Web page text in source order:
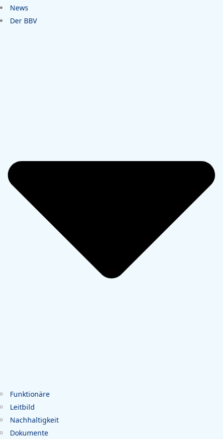
News
Der BBV
Funktionäre
Leitbild
Nachhaltigkeit
Dokumente